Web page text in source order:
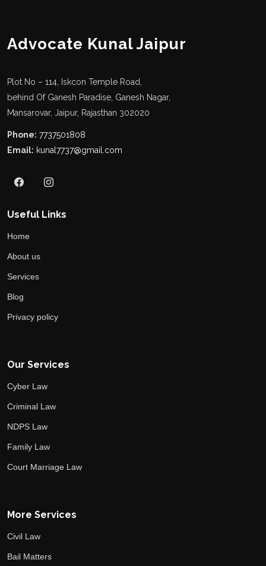
Advocate Kunal Jaipur
Plot No – 114, Iskcon Temple Road,
behind Of Ganesh Paradise, Ganesh Nagar,
Mansarovar, Jaipur, Rajasthan 302020
Phone: 7737501808
Email: kunal7737@gmail.com
Useful Links
Home
About us
Services
Blog
Privacy policy
Our Services
Cyber Law
Criminal Law
NDPS Law
Family Law
Court Marriage Law
More Services
Civil Law
Bail Matters